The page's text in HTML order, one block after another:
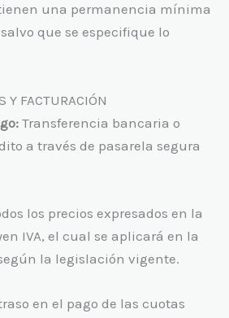
una permanencia mínima
que se especifique lo
Y FACTURACIÓN
Transferencia bancaria o
a través de pasarela segura
los precios expresados en la
IVA, el cual se aplicará en la
la legislación vigente.
en el pago de las cuotas